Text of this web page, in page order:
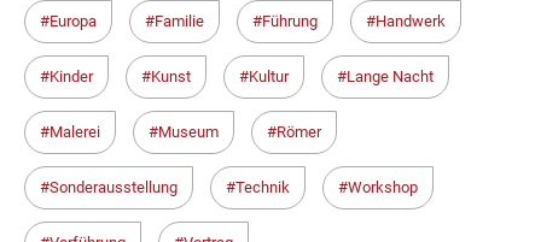
Europa Familie Führung Handwerk
Kinder Kunst Kultur Lange Nacht
Malerei Museum Römer
Sonderausstellung Technik Workshop